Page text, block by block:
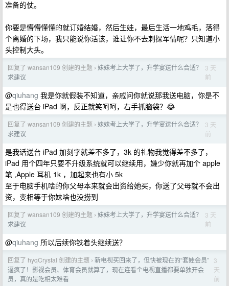
准备的仗。
你要是懵懵懂懂的就订婚结婚，然后生娃，最后生活一地鸡毛，落得
个离婚的下场，我只能说你活该，谁让你不去刺探军情呢？只知道小
头控制大头。
回复了 wansan109 创建的主题 › 妹妹考上大学了，升学宴送什么合适？
求建议
3 天
前
@qiuhang 我是你就假装不知道，亲戚问你就说那我送电脑，你是不
是也得送台 iPad 啊，反正就笑呵呵，右手抓脑袋？😂
回复了 wansan109 创建的主题 › 妹妹考上大学了，升学宴送什么合适？
求建议
3 天
前
是我话送台 iPad 加刻字就差不多了，3k 的礼物我觉得差不多了，
iPad 用个四年只要不升级系统就可以继续用，嫌少你就再加个 apple
笔 ,Apple 耳机 1k ，加起来也有小 5k
至于电脑手机啥的你父母本来就会出资给她买，你送了父母就不会出
资，变相等于你妹啥也没捞到
回复了 wansan109 创建的主题 › 妹妹考上大学了，升学宴送什么合适？
求建议
3 天
前
@qiuhang 所以后续你铁着头继续送？
回复了 hyqCrystal 创建的主题 › 新电视买回来了，但快被现在的“套娃会员”
逼疯了！影视会员、体育会员就算了，现在连看个电视直播都要单独开会
员，真的是吃相太难看
3
天
前